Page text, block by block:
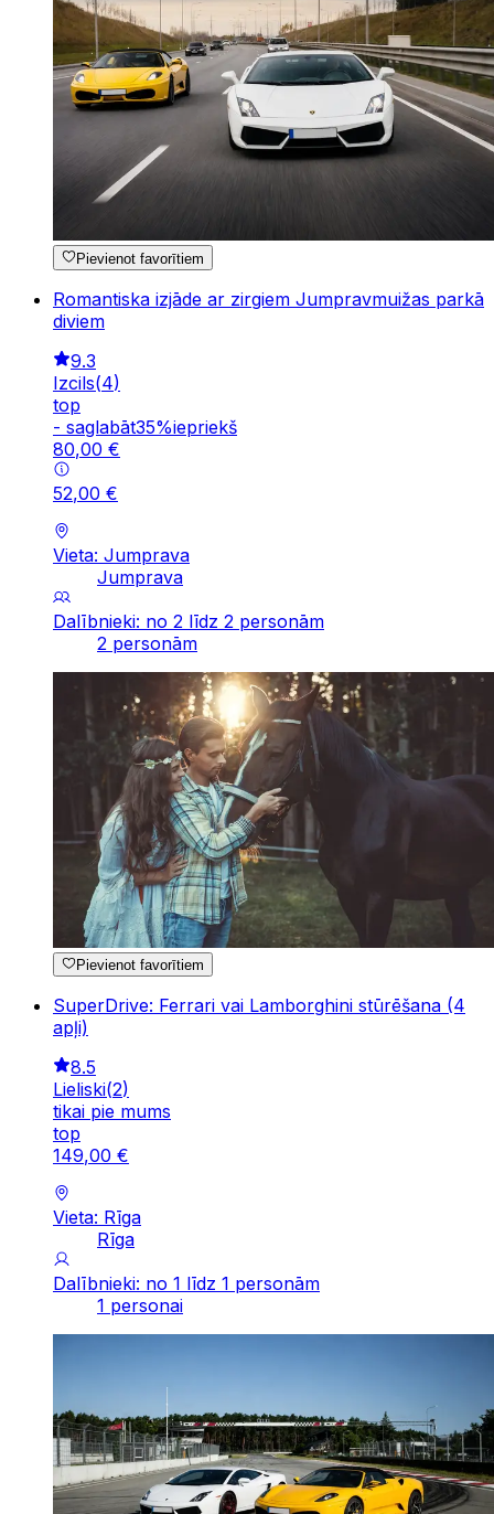
Pievienot favorītiem
Romantiska izjāde ar zirgiem Jumpravmuižas parkā
diviem
9.3
Izcils(4)
top
- saglabāt35%iepriekš
80,00 €
52,00 €
Vieta: Jumprava
Jumprava
Dalībnieki: no 2 līdz 2 personām
2 personām
Pievienot favorītiem
SuperDrive: Ferrari vai Lamborghini stūrēšana (4
apļi)
8.5
Lieliski(2)
tikai pie mums
top
149,00 €
Vieta: Rīga
Rīga
Dalībnieki: no 1 līdz 1 personām
1 personai